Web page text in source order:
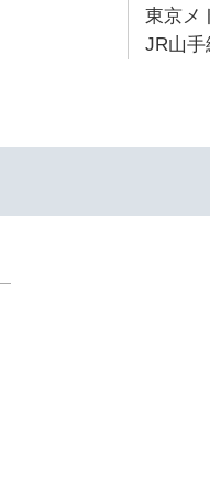
東京メ
JR山手